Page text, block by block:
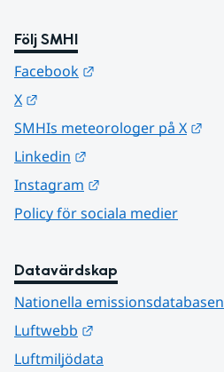
Följ SMHI
Facebook
X
SMHIs meteorologer på X
Linkedin
Instagram
Policy för sociala medier
Datavärdskap
Nationella emissionsdatabasen
Luftwebb
Luftmiljödata